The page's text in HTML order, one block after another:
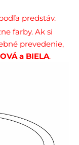
predstáv.
farby. Ak si
prevedenie,
a BIELA.